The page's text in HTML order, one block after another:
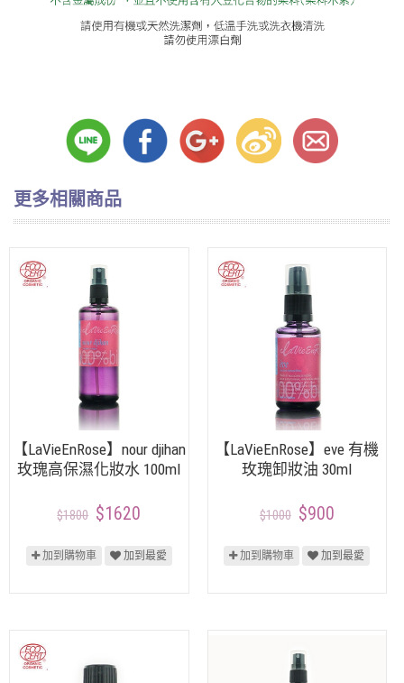
更多相關商品
【LaVieEnRose】nour djihan
玫瑰高保濕化妝水 100ml
$1800 $1620
加到購物車 加到最愛
【LaVieEnRose】eve 有機
玫瑰卸妝油 30ml
$1000 $900
加到購物車 加到最愛